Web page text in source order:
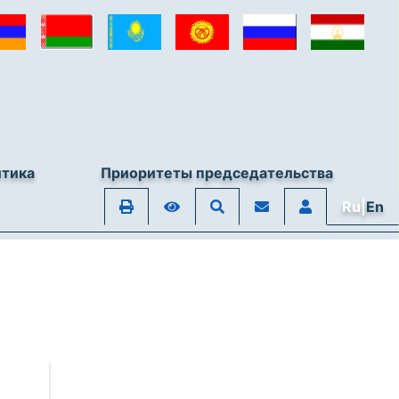
Приоритеты председательства
Ru|En